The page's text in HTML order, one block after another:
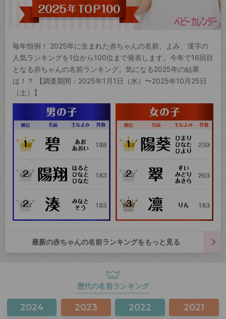
毎年恒例！ 2025年に生まれた赤ちゃんの名前、よみ、漢字の
人気ランキングを1位から100位まで発表します。今年で16回目
となる赤ちゃんの名前ランキング。気になる2025年の結果
は！？ 【調査期間：2025年1月1日（水）〜2025年10月25日
（土）】
最新の赤ちゃんの名前ランキングをもっと見る
歴代の名前ランキング
2024 2023 2022 2021